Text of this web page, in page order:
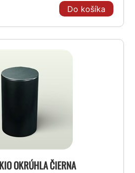
Do košíka
OKRÚHLA ČIERNA